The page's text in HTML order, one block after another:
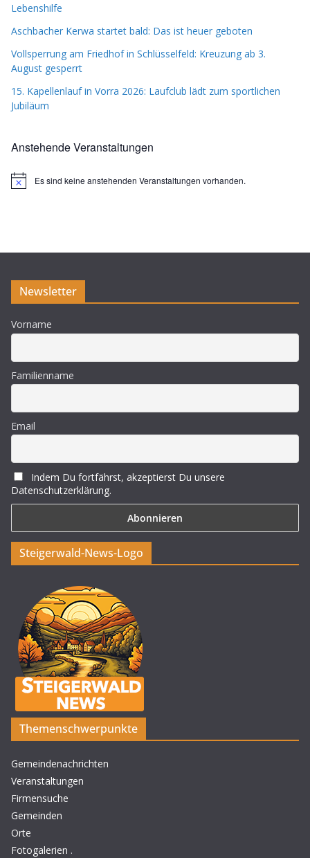
Lebenshilfe
Aschbacher Kerwa startet bald: Das ist heuer geboten
Vollsperrung am Friedhof in Schlüsselfeld: Kreuzung ab 3.
August gesperrt
15. Kapellenlauf in Vorra 2026: Laufclub lädt zum sportlichen
Jubiläum
Anstehende Veranstaltungen
H
s
Es sind keine anstehenden Veranstaltungen vorhanden.
Newsletter
Vorname
Familienname
Email
Indem Du fortfährst, akzeptierst Du unsere
Datenschutzerklärung.
Steigerwald-News-Logo
Themenschwerpunkte
Gemeindenachrichten
Veranstaltungen
Firmensuche
Gemeinden
Orte
Fotogalerien .